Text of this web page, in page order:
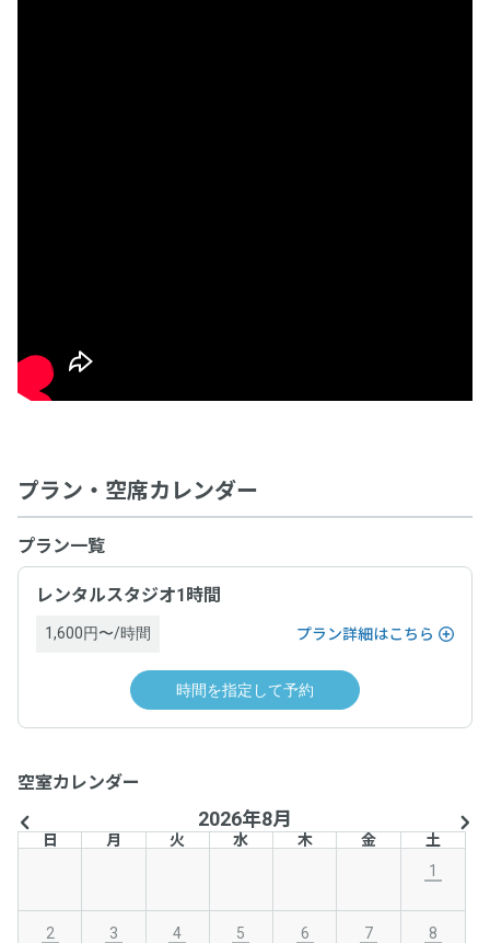
プラン・空席カレンダー
プラン一覧
レンタルスタジオ1時間
1,600円〜/時間 プラン詳細はこちら
時間を指定して予約
空室カレンダー
2026年8月
日 月 火 水 木 金
土
1
2 3 4 5 6 7 8